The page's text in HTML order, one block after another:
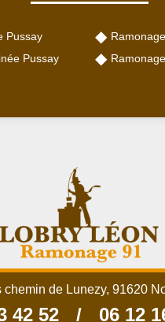
Pussay
Pussay
chemin de Lunezy, 91620
42 52 / 06 12